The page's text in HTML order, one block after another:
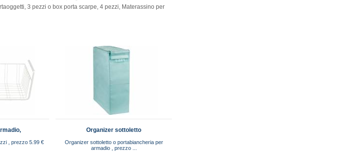
3 pezzi o box porta scarpe, 4 pezzi, Materassino per
, prezzo 5.99 €
Organizer sottoletto
Organizer sottoletto o portabiancheria per
armadio , prezzo ...